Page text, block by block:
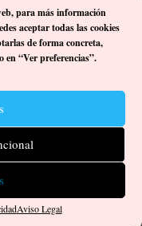
para más información
aceptar todas las cookies
de forma concreta,
en “Ver preferencias”.
Aviso Legal
cultural por
2024
tomarse unos días
prisas, no viene tan
in situ y
saber, que en